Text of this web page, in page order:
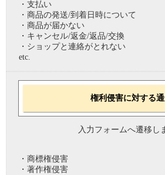
・支払い
・商品の発送/到着日時について
・商品が届かない
・キャンセル/返金/返品/交換
・ショップと連絡がとれない
etc.
権利侵害に対する
入力フォームへ遷移し
・商標権侵害
・著作権侵害